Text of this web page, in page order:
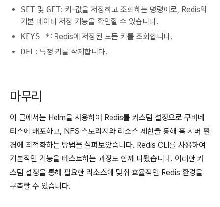
SET 및 GET: 키-값을 저장하고 조회하는 명령어로, Redis의
기본 데이터 저장 기능을 확인할 수 있습니다.
KEYS *: Redis에 저장된 모든 키를 조회합니다.
DEL: 특정 키를 삭제합니다.
마무리
이 글에서는 Helm을 사용하여 Redis를 커스텀 설정으로 쿠버네
티스에 배포하고, NFS 스토리지와 리소스 제한을 통해 홈 서버 환
경에 최적화하는 방법을 살펴보았습니다. Redis CLI를 사용하여
기본적인 기능을 테스트하는 과정도 함께 다뤘습니다. 이러한 커
스텀 설정을 통해 필요한 리소스에 맞춰 효율적인 Redis 환경을
구축할 수 있습니다.